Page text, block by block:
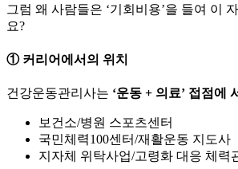
그럼 왜 사람들은 ‘기회비용’을 들여 이
요?
① 커리어에서의 위치
건강운동관리사는 ‘운동 + 의료’ 접점에
보건소/병원 스포츠센터
국민체력100센터/재활운동 지도사
지자체 위탁사업/고령화 대응 체력